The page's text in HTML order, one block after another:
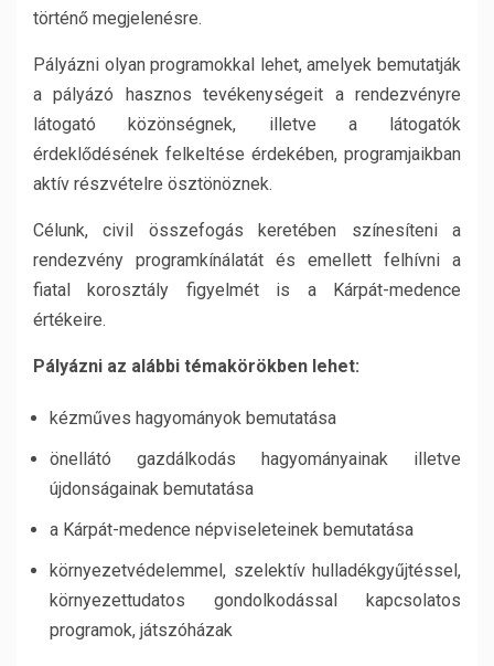
történő megjelenésre.
Pályázni olyan programokkal lehet, amelyek bemutatják
a pályázó hasznos tevékenységeit a rendezvényre
látogató közönségnek, illetve a látogatók
érdeklődésének felkeltése érdekében, programjaikban
aktív részvételre ösztönöznek.
Célunk, civil összefogás keretében színesíteni a
rendezvény programkínálatát és emellett felhívni a
fiatal korosztály figyelmét is a Kárpát-medence
értékeire.
Pályázni az alábbi témakörökben lehet:
kézműves hagyományok bemutatása
önellátó gazdálkodás hagyományainak illetve
újdonságainak bemutatása
a Kárpát-medence népviseleteinek bemutatása
környezetvédelemmel, szelektív hulladékgyűjtéssel,
környezettudatos gondolkodással kapcsolatos
programok, játszóházak